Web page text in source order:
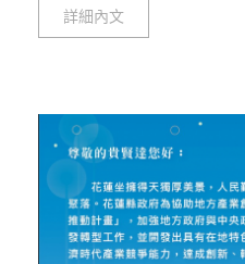
詳細內文